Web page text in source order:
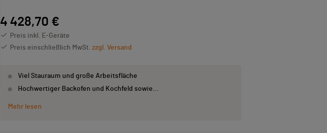
4 428,70 €
Preis inkl. E-Geräte
Preis einschließlich MwSt. zzgl. Versand
Viel Stauraum und große Arbeitsfläche
Hochwertiger Backofen und Kochfeld sowie…
Mehr lesen